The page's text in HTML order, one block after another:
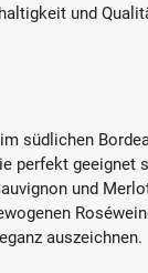
und
südlichen
perfekt geeignet
und
auszeichnen.